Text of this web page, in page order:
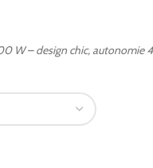
W – design chic, autonomie